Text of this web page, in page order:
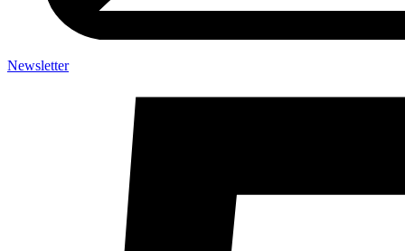
Newsletter